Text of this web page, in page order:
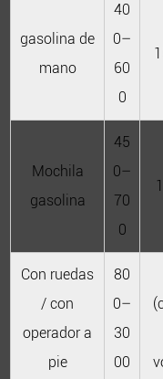
gasolina de
mano
40
0–
60
0
Mochila
gasolina
45
0–
70
0
Con ruedas
/ con
operador a
pie
80
0–
30
00